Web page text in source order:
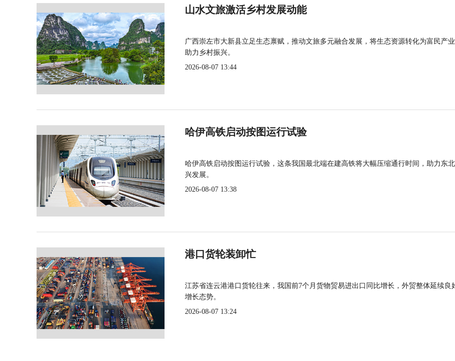
山水文旅激活乡村发展动能
广西崇左市大新县立足生态禀赋，推动文旅多元融合发展，将生态资源转化为富民产
助力乡村振兴。
2026-08-07 13:44
哈伊高铁启动按图运行试验
哈伊高铁启动按图运行试验，这条我国最北端在建高铁将大幅压缩通行时间，助力东
兴发展。
2026-08-07 13:38
港口货轮装卸忙
江苏省连云港港口货轮往来，我国前7个月货物贸易进出口同比增长，外贸整体延续良
增长态势。
2026-08-07 13:24